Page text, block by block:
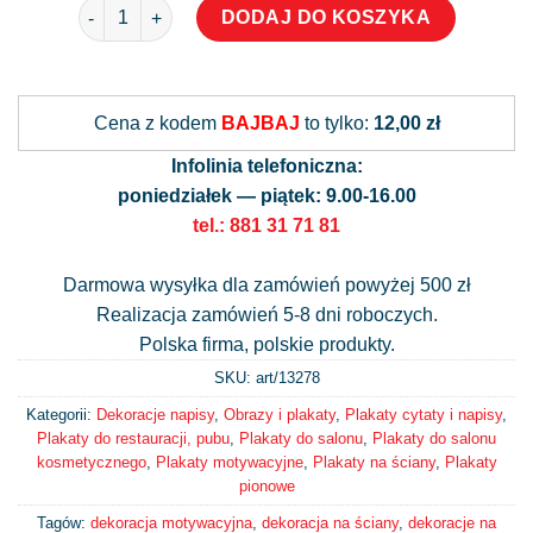
ilość Plakat zrealizuj swoje pomysły
DODAJ DO KOSZYKA
Cena z kodem BAJBAJ to tylko: 12,00 zł
Infolinia telefoniczna:
poniedziałek — piątek: 9.00-16.00
tel.: 881 31 71 81
Darmowa wysyłka dla zamówień powyżej 500 zł
Realizacja zamówień 5-8 dni roboczych.
Polska firma, polskie produkty.
SKU: art/13278
Kategorii: Dekoracje napisy, Obrazy i plakaty, Plakaty cytaty i napisy,
Plakaty do restauracji, pubu
Plakaty do salonu
Plakaty do salonu
kosmetycznego, Plakaty motywacyjne, Plakaty na ściany, Plakaty
pionowe
Tagów: dekoracja motywacyjna dekoracja na ściany, dekoracje na